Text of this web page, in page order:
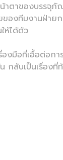
น้าตาของบรรจุ
องทีมงานฝ่าย
ห้ได้ด้ว
องมือที่เอื้อต่อกา
กลับเป็นเรื่องที่